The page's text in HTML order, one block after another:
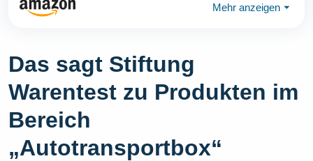
Mehr anzeigen ⏷
Das sagt Stiftung
Warentest zu Produkten im
Bereich
„Autotransportbox“